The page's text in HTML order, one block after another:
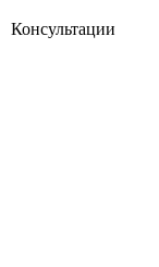
Консультации